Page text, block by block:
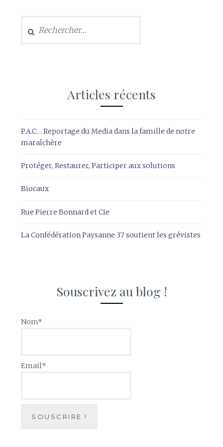
Articles récents
P.A.C… Reportage du Media dans la famille de notre
maraîchère
Protéger, Restaurer, Participer aux solutions
Biocaux
Rue Pierre Bonnard et Cie
La Confédération Paysanne 37 soutient les grévistes
Souscrivez au blog !
Nom*
Email*